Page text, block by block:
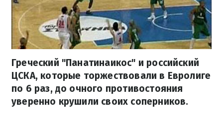
Греческий "Панатинаикос" и российский
ЦСКА, которые торжествовали в Евролиге
по 6 раз, до очного противостояния
уверенно крушили своих соперников.